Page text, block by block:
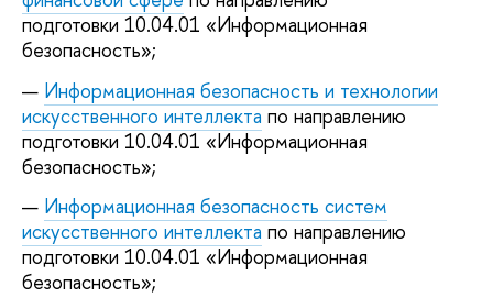
подготовки 10.04.01 «Информационная
безопасность»;
Информационная безопасность и технологии
искусственного интеллекта по направлению
подготовки 10.04.01 «Информационная
безопасность»;
Информационная безопасность систем
искусственного интеллекта по направлению
подготовки 10.04.01 «Информационная
безопасность»;